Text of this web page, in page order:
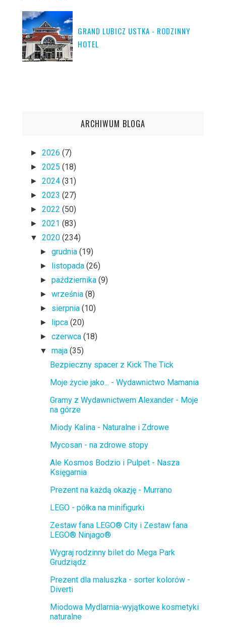
GRAND LUBICZ USTKA - RODZINNY
HOTEL
ARCHIWUM BLOGA
► 2026 (7)
► 2025 (18)
► 2024 (31)
► 2023 (27)
► 2022 (50)
► 2021 (83)
▼ 2020 (234)
►grudnia(19)
► listopada(26)
►października(9)
►września(8)
► sierpnia(10)
► lipca(20)
►czerwca(18)
▼maja(35)
Bezpieczny spacer z Kick The Tick
Moje życie jako... - Wydawnictwo Mamania
Gramy z Wydawnictwem Alexander - Moje
na górze
Miody Kalina - Naturalne i Zdrowe
Mycosan - na zdrowe stopy
Ale Kosmos Bodzio i Pulpet - Nasza
Księgarnia
Prezent na każdą okazję - Murrano
LEGO - półka na minifigurki
Zestaw fana LEGO® City i Zestaw fana
LEGO® Ninjago®
Wygraj rodzinny bilet do Mega Park
Grudziądz
Prezent dla maluszka - sorter kolorów -
Diverti
Miodowa Mydlarnia-wyjątkowe kosmetyki
naturalne